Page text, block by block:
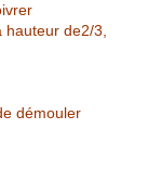
de2/3,
démouler